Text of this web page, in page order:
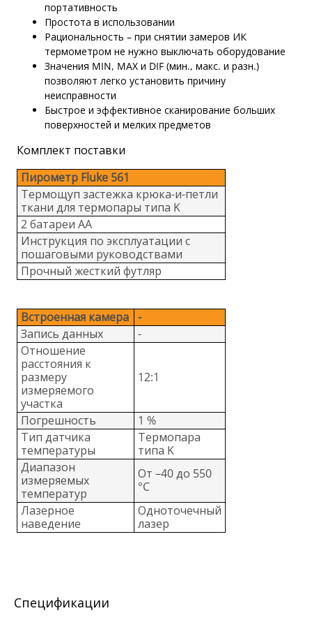
портативность
Простота в использовании
Рациональность – при снятии замеров ИК
термометром не нужно выключать оборудование
Значения MIN, MAX и DIF (мин., макс. и разн.)
позволяют легко установить причину
неисправности
Быстрое и эффективное сканирование больших
поверхностей и мелких предметов
Комплект поставки
Пирометр Fluke 561
Термощуп застежка крюка-и-петли
ткани для термопары типа K
2 батареи АА
Инструкция по эксплуатации с
пошаговыми руководствами
Прочный жесткий футляр
Встроенная камера -
Запись данных
-
Отношение
расстояния к
размеру
измеряемого
участка
12:1
Погрешность
1 %
Тип датчика
температуры
Термопара
типа K
Диапазон
измеряемых
температур
От –40 до 550
°C
Лазерное
наведение
Одноточечный
лазер
Спецификации